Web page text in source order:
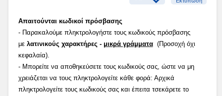
Απαιτούνται κωδικοί πρόσβασης
- Παρακαλούμε πληκτρολογήστε τους κωδικούς πρόσβασης
με λατινικούς χαρακτήρες - μικρά γράμματα(Προσοχή όχι
κεφαλαία).
- Μπορείτε να αποθηκεύσετε τους κωδικούς σας, ώστε να μη
χρειάζεται να τους πληκτρολογείτε κάθε φορά: Αρχικά
πληκτρολογείτε τους κωδικούς σας και έπειτα τσεκάρετε το